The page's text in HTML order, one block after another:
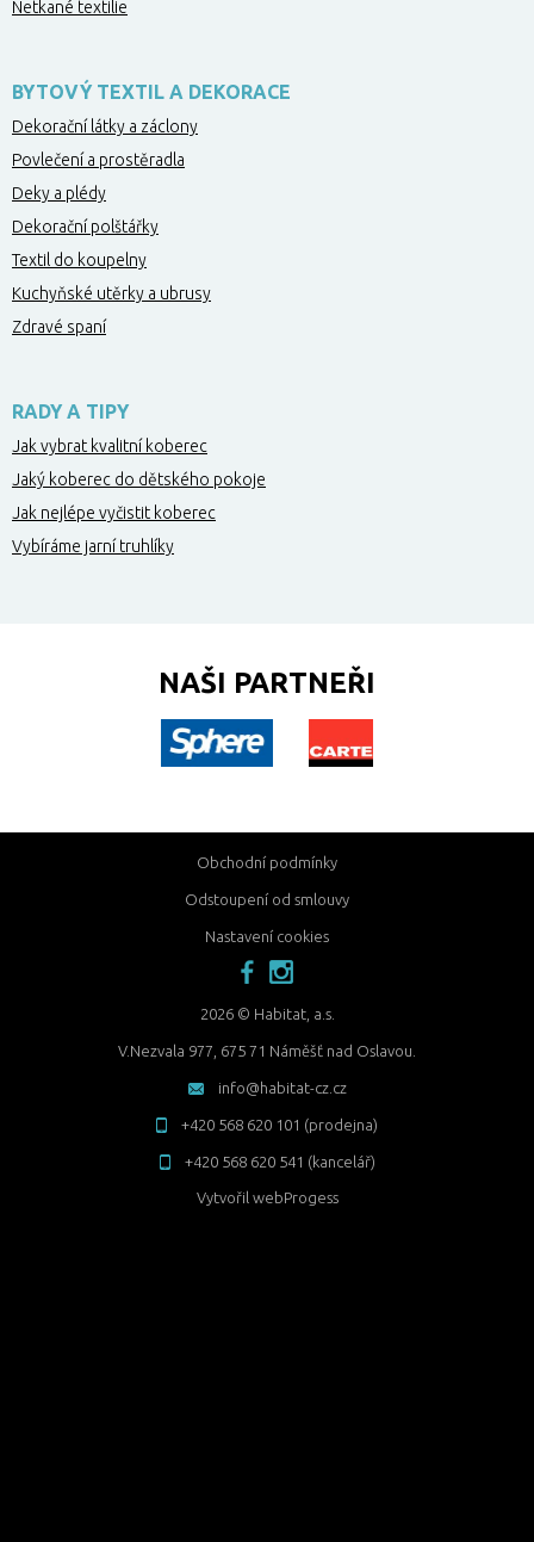
Netkané textilie
BYTOVÝ TEXTIL A DEKORACE
Dekorační látky a záclony
Povlečení a prostěradla
Deky a plédy
Dekorační polštářky
Textil do koupelny
Kuchyňské utěrky a ubrusy
Zdravé spaní
RADY A TIPY
Jak vybrat kvalitní koberec
Jaký koberec do dětského pokoje
Jak nejlépe vyčistit koberec
Vybíráme jarní truhlíky
NAŠI PARTNEŘI
Obchodní podmínky
Odstoupení od smlouvy
Nastavení cookies
facebook
2026 © Habitat, a.s.
V.Nezvala 977, 675 71 Náměšť nad Oslavou.
info@habitat-cz.cz
+420 568 620 101 (prodejna)
+420 568 620 541 (kancelář)
Vytvořil webProgess